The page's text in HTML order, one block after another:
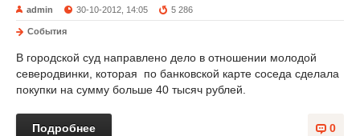
admin 30-10-2012, 14:05 5 286
События
В городской суд направлено дело в отношении молодой
северодвинки, которая по банковской карте соседа сделала
покупки на сумму больше 40 тысяч рублей.
0
Подробнее